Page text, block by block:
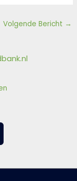
Volgende Bericht →